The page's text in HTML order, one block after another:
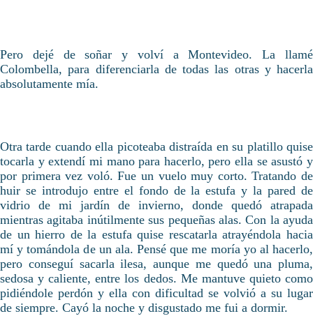
Pero dejé de soñar y volví a Montevideo. La llamé
Colombella, para diferenciarla de todas las otras y hacerla
absolutamente mía.
Otra tarde cuando ella picoteaba distraída en su platillo quise
tocarla y extendí mi mano para hacerlo, pero ella se asustó y
por primera vez voló. Fue un vuelo muy corto. Tratando de
huir se introdujo entre el fondo de la estufa y la pared de
vidrio de mi jardín de invierno, donde quedó atrapada
mientras agitaba inútilmente sus pequeñas alas. Con la ayuda
de un hierro de la estufa quise rescatarla atrayéndola hacia
mí y tomándola de un ala. Pensé que me moría yo al hacerlo,
pero conseguí sacarla ilesa, aunque me quedó una pluma,
sedosa y caliente, entre los dedos. Me mantuve quieto como
pidiéndole perdón y ella con dificultad se volvió a su lugar
de siempre. Cayó la noche y disgustado me fui a dormir.